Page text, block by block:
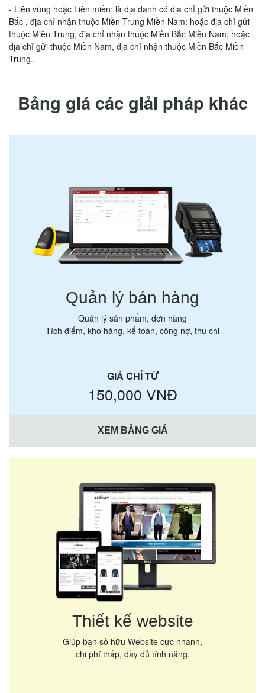
- Liên vùng hoặc Liên miền: là địa danh có địa chỉ gửi thuộc Miền
Bắc , địa chỉ nhận thuộc Miền Trung Miền Nam; hoặc địa chỉ gửi
thuộc Miền Trung, địa chỉ nhận thuộc Miền Bắc Miền Nam; hoặc
địa chỉ gửi thuộc Miền Nam, địa chỉ nhận thuộc Miền Bắc Miền
Trung.
Bảng giá các giải pháp khác
Quản lý bán hàng
Quản lý sản phẩm, đơn hàng
Tích điểm, kho hàng, kế toán, công nợ, thu chi
GIÁ CHỈ TỪ
150,000 VNĐ
XEM BẢNG GIÁ
Thiết kế website
Giúp bạn sở hữu Website cực nhanh,
chi phí thấp, đầy đủ tính năng.